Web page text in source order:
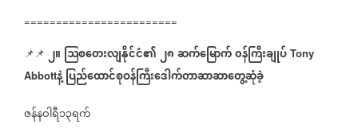
========================
📌📌 ၂။ ဩစတေးလျနိုင်ငံ၏၂၈ဆက်မြောက်၀န်ကြီးချုပ် Tony
Abbottနဲ့ပြည်ထောင်စုဝန်ကြီးဒေါက်တာဆာဆာတွေ့ဆုံခဲ့
ဇန်နဝါရီ၁၃ရက်